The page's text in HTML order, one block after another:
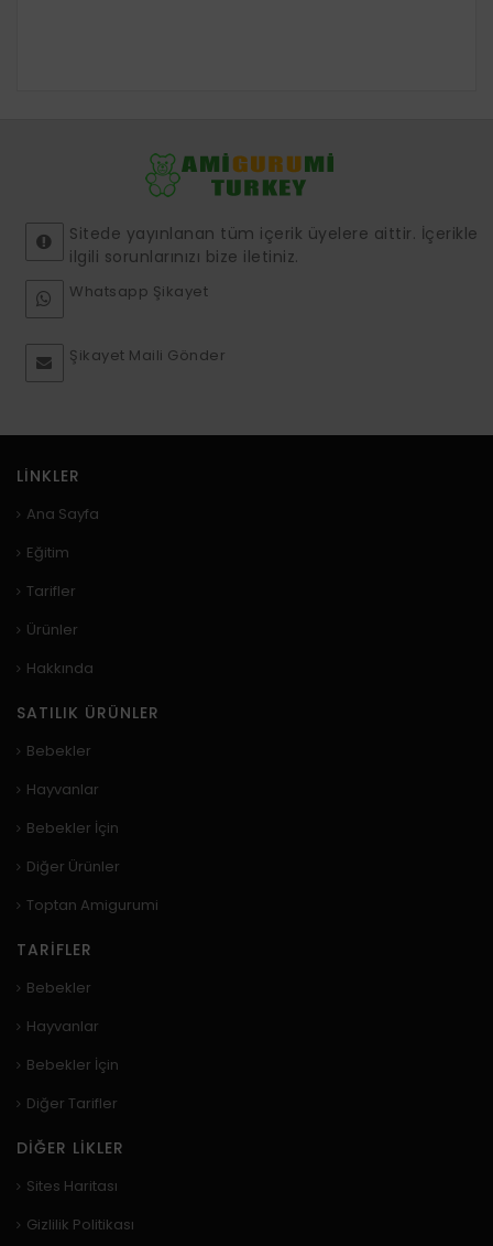
Sitede yayınlanan tüm içerik üyelere aittir. İçerikle
ilgili sorunlarınızı bize iletiniz.
Whatsapp Şikayet
Şikayet Maili Gönder
LINKLER
Ana Sayfa
Eğitim
Tarifler
Ürünler
Hakkında
SATILIK ÜRÜNLER
Bebekler
Hayvanlar
Bebekler İçin
Diğer Ürünler
Toptan Amigurumi
TARIFLER
Bebekler
Hayvanlar
Bebekler İçin
Diğer Tarifler
DIĞER LIKLER
Sites Haritası
Gizlilik Politikası